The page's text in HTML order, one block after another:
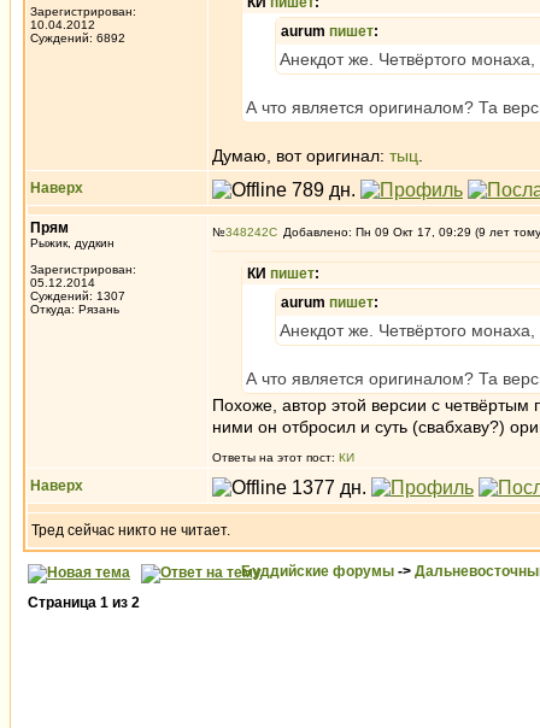
Зарегистрирован:
10.04.2012
Суждений: 6892
aurum пишет:
Анекдот же. Четвёртого
А что является оригиналом? Та
Думаю, вот оригинал: тыц
Наверх
Прям
Рыжик, дудкин
Зарегистрирован:
05.12.2014
Суждений: 1307
Откуда: Рязань
№348242 Добавлено: Пн 09 Окт 17, 09:29 (9 лет
КИ пишет:
aurum пишет:
Анекдот же. Четвёртого
А что является оригиналом? Та
Похоже, автор этой версии с
ними он отбросил и суть (свабхаву?)
Ответы на этот пост: КИ
Наверх
Тред сейчас никто не читает.
Буддийские форумы ->
Страница 1 из 2